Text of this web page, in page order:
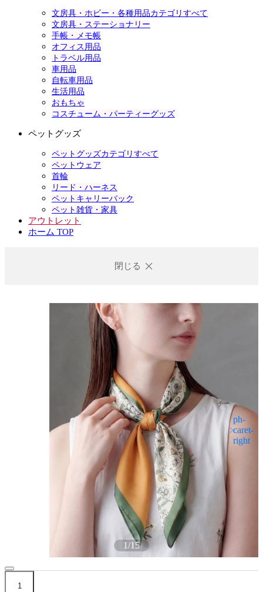
文房具・ホビー・各種用品カテゴリすべて
文房具・ステーショナリー
手帳・メモ帳
オフィス用品
トラベル用品
車用品
自転車用品
生活用品
おもちゃ
コスチューム・パーティーグッズ
ペットグッズ
ペットグッズカテゴリすべて
ペットウェア
首輪
リード・ハーネス
ペットキャリーバック
ペット雑貨・家具
アウトレット
ホーム TOP
閉じる
1/15
1